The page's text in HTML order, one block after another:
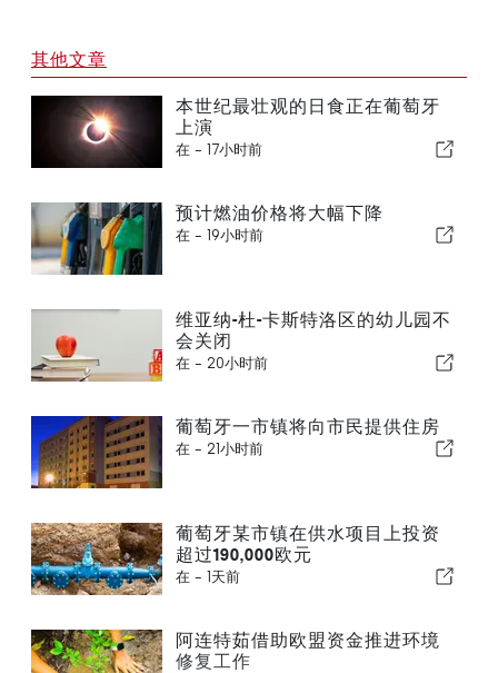
其他文章
本世纪最壮观的日食正在葡萄牙
上演
在 - 17小时前
预计燃油价格将大幅下降
在 - 19小时前
维亚纳-杜-卡斯特洛区的幼儿园不
会关闭
在 - 20小时前
葡萄牙一市镇将向市民提供住房
在 - 21小时前
葡萄牙某市镇在供水项目上投资
超过190,000欧元
在 - 1天前
阿连特茹借助欧盟资金推进环境
修复工作